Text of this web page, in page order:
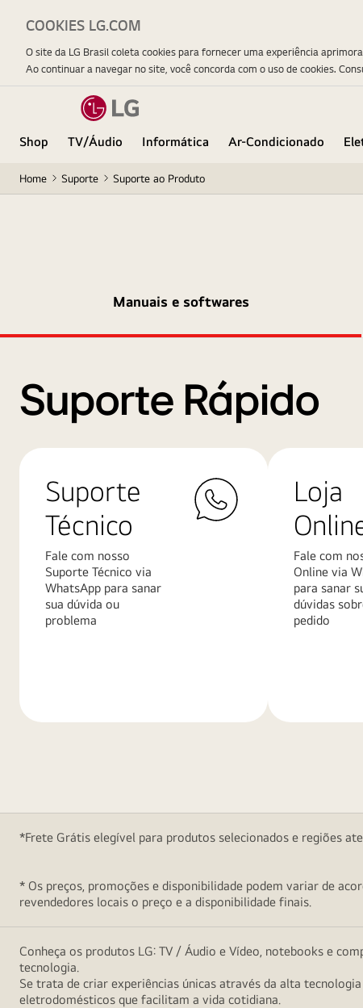
Shop TV/Áudio Informática Ar-Condicionado
Home Suporte Suporte ao Produto
Manuais e softwares
Suporte Rápido
Suporte
Técnico
Fale com nosso
Suporte Técnico via
WhatsApp para sanar
sua dúvida ou
problema
Loja
Fale com
Online via
para sanar
dúvidas
pedido
*Frete Grátis elegível para produtos selecionados e regiões
* Os preços, promoções e disponibilidade podem variar de
revendedores locais o preço e a disponibilidade finais.
Conheça os produtos LG: TV / Áudio e Vídeo, notebooks e
tecnologia.
Se trata de criar experiências únicas através da alta
eletrodomésticos que facilitam a vida cotidiana.
COOKIES LG.COM
O site da LG Brasil coleta cookies para fornecer uma experiência
Ao continuar a navegar no site, você concorda com o uso de cookies.